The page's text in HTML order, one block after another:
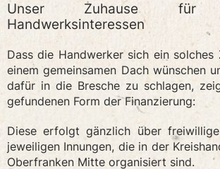
Unser Zuhause für
Handwerksinteressen
Dass die Handwerker sich ein solches
einem gemeinsamen Dach wünschen
dafür in die Bresche zu schlagen,
gefundenen Form der Finanzierung:
Diese erfolgt gänzlich über
jeweiligen Innungen, die in der
Oberfranken Mitte organisiert sind.